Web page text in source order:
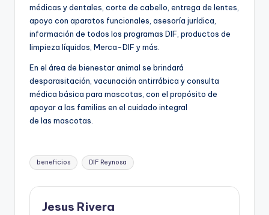
médicas y dentales, corte de cabello, entrega de lentes,
apoyo con aparatos funcionales, asesoría jurídica,
información de todos los programas DIF, productos de
limpieza líquidos, Merca-DIF y más.
En el área de bienestar animal se brindará
desparasitación, vacunación antirrábica y consulta
médica básica para mascotas, con el propósito de
apoyar a las familias en el cuidado integral
de las mascotas.
Etiquetas:
beneficios DIF Reynosa
Jesus Rivera